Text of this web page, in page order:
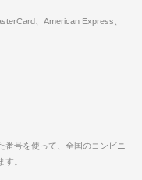
、American Express、
番号を使って、全国のコンビニ
。